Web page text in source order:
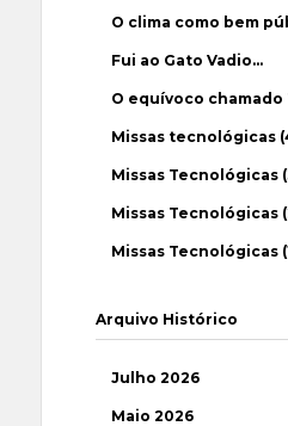
O clima como bem
Fui ao Gato Vadio…
O equívoco chamado
Missas tecnológicas
Missas Tecnológicas
Missas Tecnológicas
Missas Tecnológicas
Arquivo Histórico
Julho 2026
Maio 2026